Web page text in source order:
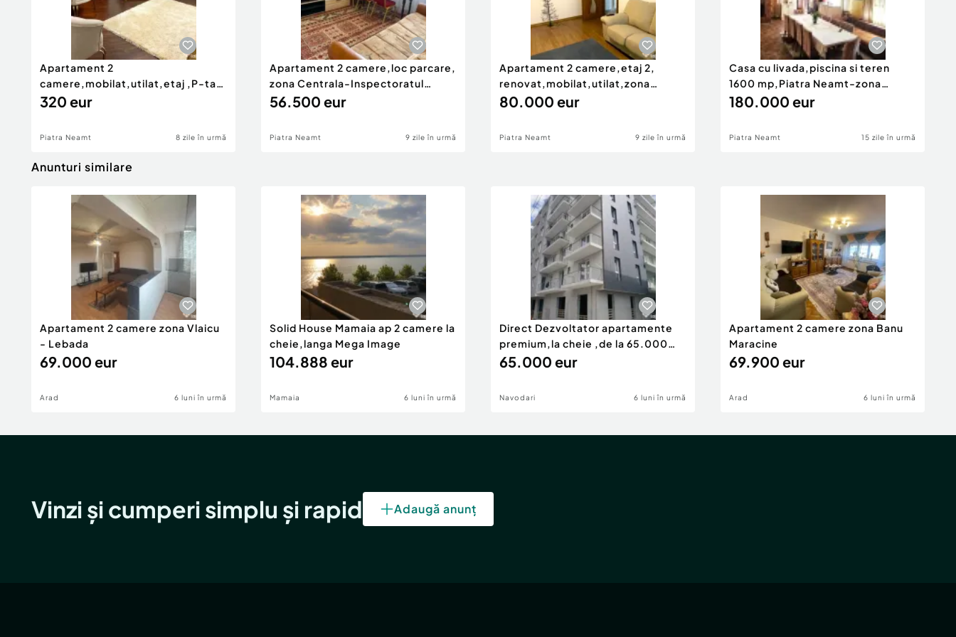
Apartament 2
camere,mobilat,utilat,etaj ,P-ta
M.Kogalniceanu
320 eur
Piatra Neamt 8 zile în urmă
Apartament 2 camere,loc parcare,
zona Centrala-Inspectoratul
Scolar
56.500 eur
Piatra Neamt 9 zile în urmă
Apartament 2 camere,etaj 2,
renovat,mobilat,utilat,zona
Centrala ITM
80.000 eur
Piatra Neamt 9 zile în urmă
Casa cu livada,piscina si teren
1600 mp,Piatra Neamt-zona
Ciritei
180.000 eur
Piatra Neamt 15 zile în urmă
Anunturi similare
Apartament 2 camere zona Vlaicu
- Lebada
69.000 eur
Arad 6 luni în urmă
Solid House Mamaia ap 2 camere la
cheie,langa Mega Image
104.888 eur
Mamaia 6 luni în urmă
Direct Dezvoltator apartamente
premium,la cheie ,de la 65.000
eur
65.000 eur
Navodari 6 luni în urmă
Apartament 2 camere zona Banu
Maracine
69.900 eur
Arad 6 luni în urmă
Vinzi și cumperi simplu și rapid Adaugă anunț